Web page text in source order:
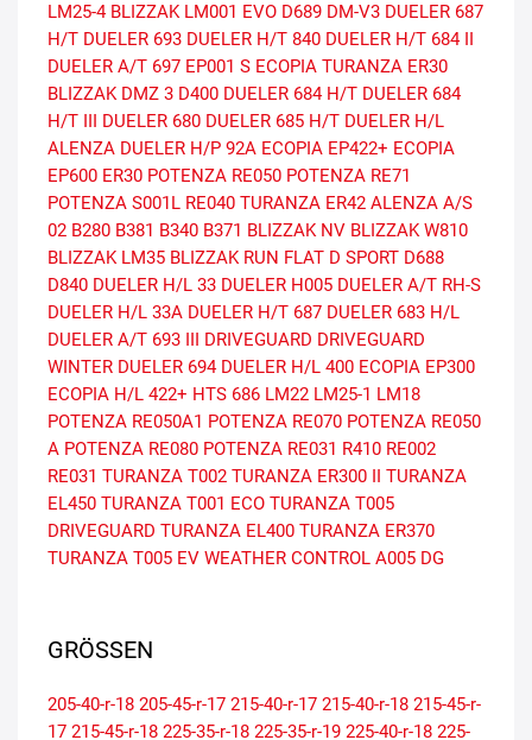
LM25-4 BLIZZAK LM001 EVO D689 DM-V3 DUELER 687
H/T DUELER 693 DUELER H/T 840 DUELER H/T 684 II
DUELER A/T 697 EP001 S ECOPIA TURANZA ER30
BLIZZAK DMZ 3 D400 DUELER 684 H/T DUELER 684
H/T III DUELER 680 DUELER 685 H/T DUELER H/L
ALENZA DUELER H/P 92A ECOPIA EP422+ ECOPIA
EP600 ER30 POTENZA RE050 POTENZA RE71
POTENZA S001L RE040 TURANZA ER42 ALENZA A/S
02 B280 B381 B340 B371 BLIZZAK NV BLIZZAK W810
BLIZZAK LM35 BLIZZAK RUN FLAT D SPORT D688
D840 DUELER H/L 33 DUELER H005 DUELER A/T RH-S
DUELER H/L 33A DUELER H/T 687 DUELER 683 H/L
DUELER A/T 693 III DRIVEGUARD DRIVEGUARD
WINTER DUELER 694 DUELER H/L 400 ECOPIA EP300
ECOPIA H/L 422+ HTS 686 LM22 LM25-1 LM18
POTENZA RE050A1 POTENZA RE070 POTENZA RE050
A POTENZA RE080 POTENZA RE031 R410 RE002
RE031 TURANZA T002 TURANZA ER300 II TURANZA
EL450 TURANZA T001 ECO TURANZA T005
DRIVEGUARD TURANZA EL400 TURANZA ER370
TURANZA T005 EV WEATHER CONTROL A005 DG
GRÖSSEN
205-40-r-18 205-45-r-17 215-40-r-17 215-40-r-18 215-45-r-
17 215-45-r-18 225-35-r-18 225-35-r-19 225-40-r-18 225-